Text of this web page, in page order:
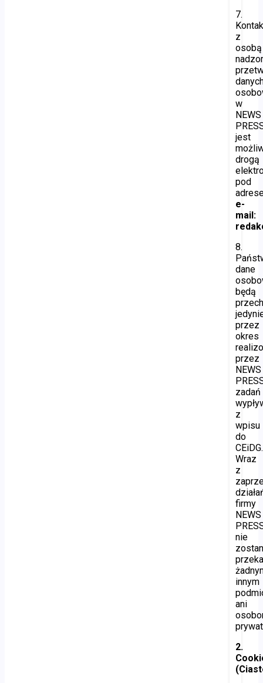
7.
z
osobą
w
NEWS
jest
drogą
pod
e-
mail:
8.
dane
będą
przez
okres
przez
NEWS
zadań
z
wpisu
do
CEiDG.
Wraz
z
firmy
NEWS
nie
innym
ani
2.